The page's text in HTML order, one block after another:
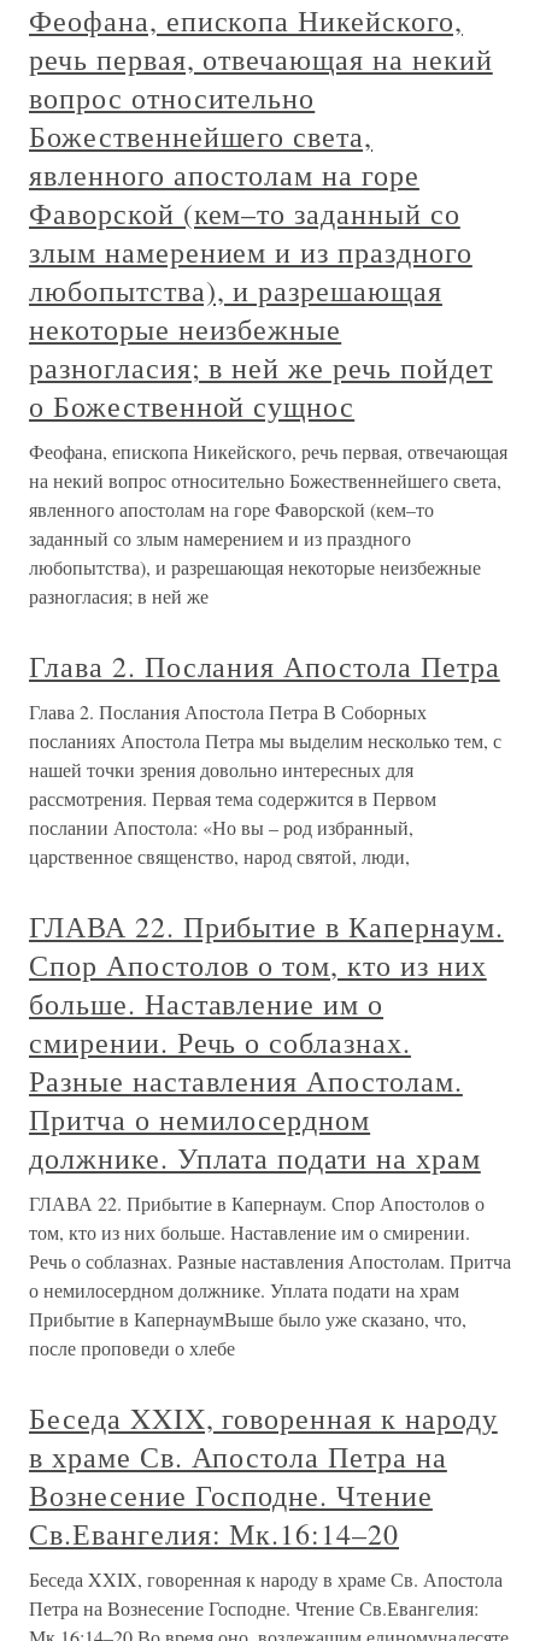
Феофана, епископа Никейского,
речь первая, отвечающая на некий
вопрос относительно
Божественнейшего света,
явленного апостолам на горе
Фаворской (кем–то заданный со
злым намерением и из праздного
любопытства), и разрешающая
некоторые неизбежные
разногласия; в ней же речь пойдет
о Божественной сущнос
Феофана, епископа Никейского, речь первая, отвечающая
на некий вопрос относительно Божественнейшего света,
явленного апостолам на горе Фаворской (кем–то
заданный со злым намерением и из праздного
любопытства), и разрешающая некоторые неизбежные
разногласия; в ней же
Глава 2. Послания Апостола Петра
Глава 2. Послания Апостола Петра В Соборных
посланиях Апостола Петра мы выделим несколько тем, с
нашей точки зрения довольно интересных для
рассмотрения. Первая тема содержится в Первом
послании Апостола: «Но вы – род избранный,
царственное священство, народ святой, люди,
ГЛАВА 22. Прибытие в Капернаум.
Спор Апостолов о том, кто из них
больше. Наставление им о
смирении. Речь о соблазнах.
Разные наставления Апостолам.
Притча о немилосердном
должнике. Уплата подати на храм
ГЛАВА 22. Прибытие в Капернаум. Спор Апостолов о
том, кто из них больше. Наставление им о смирении.
Речь о соблазнах. Разные наставления Апостолам. Притча
о немилосердном должнике. Уплата подати на храм
Прибытие в КапернаумВыше было уже сказано, что,
после проповеди о хлебе
Беседа XXIX, говоренная к народу
в храме Св. Апостола Петра на
Вознесение Господне. Чтение
Св.Евангелия: Мк.16:14–20
Беседа XXIX, говоренная к народу в храме Св. Апостола
Петра на Вознесение Господне. Чтение Св.Евангелия: